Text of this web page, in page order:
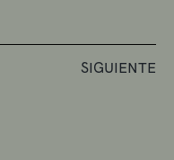
SIGUIENTE